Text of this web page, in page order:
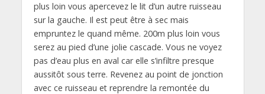
plus loin vous apercevez le lit d’un autre ruisseau
sur la gauche. Il est peut être à sec mais
empruntez le quand même. 200m plus loin vous
serez au pied d’une jolie cascade. Vous ne voyez
pas d’eau plus en aval car elle s’infiltre presque
aussitôt sous terre. Revenez au point de jonction
avec ce ruisseau et reprendre la remontée du